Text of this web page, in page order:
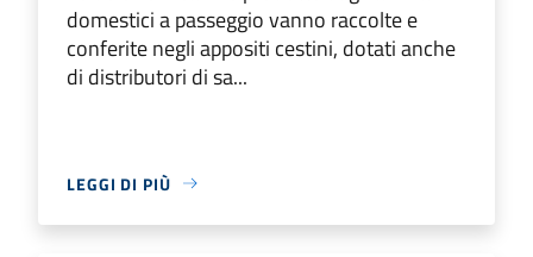
domestici a passeggio vanno raccolte e
conferite negli appositi cestini, dotati anche
di distributori di sa...
LEGGI DI PIÙ